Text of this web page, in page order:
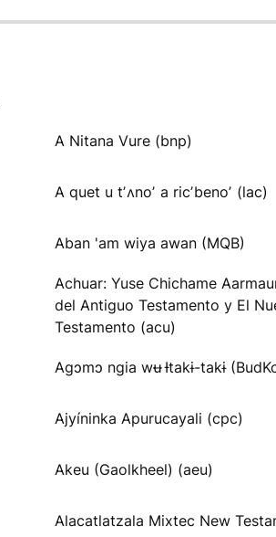
A Nitana Vure (bnp)
A quet u tʼʌnoʼ a ricʼbenoʼ (lac)
Aban 'am wiya awan (MQB)
Achuar: Yuse Chichame
del Antiguo Testamento y El
Testamento (acu)
Agɔmɔ ngia wʉ Ɨtakɨ-takɨ
Ajyíninka Apurucayali (cpc)
Akeu (Gaolkheel) (aeu)
Alacatlatzala Mixtec New